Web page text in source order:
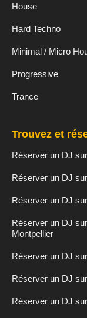
House
Hard Techno
Minimal / Micro
Progressive
Trance
Trouvez et
Réserver un DJ
Réserver un DJ
Réserver un DJ
Réserver un DJ sur
Montpellier
Réserver un DJ
Réserver un DJ
Réserver un DJ